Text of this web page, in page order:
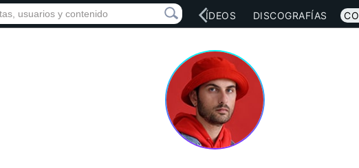
ARTISTAS RED SOCIAL MÚSICA VÍDEOS DISCOGRAFÍAS